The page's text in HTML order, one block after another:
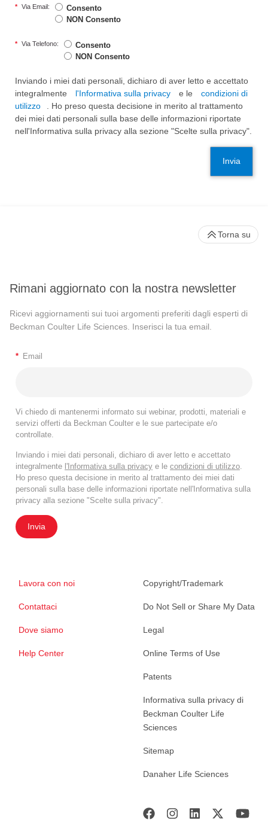
* Via Email:
Consento
NON Consento
* Via Telefono:
Consento
NON Consento
Inviando i miei dati personali, dichiaro di aver letto e accettato
integralmente
l'Informativa sulla privacy e le
condizioni di
utilizzo
. Ho preso questa decisione in merito al trattamento
dei miei dati personali sulla base delle informazioni riportate
nell'Informativa sulla privacy alla sezione "Scelte sulla privacy".
Invia
Rimani aggiornato con la nostra newsletter
Ricevi aggiornamenti sui tuoi argomenti preferiti dagli esperti di
Beckman Coulter Life Sciences. Inserisci la tua email.
* Email
Vi chiedo di mantenermi informato sui webinar, prodotti, materiali e
servizi offerti da Beckman Coulter e le sue partecipate e/o
controllate.
Inviando i miei dati personali, dichiaro di aver letto e accettato
integralmente l'Informativa sulla privacy e le condizioni di utilizzo
Ho preso questa decisione in merito al trattamento dei miei dati
personali sulla base delle informazioni riportate nell'Informativa sulla
privacy alla sezione "Scelte sulla privacy".
Invia
Lavora con noi
Contattaci
Dove siamo
Help Center
Copyright/Trademark
Do Not Sell or Share My Data
Legal
Online Terms of Use
Patents
Informativa sulla privacy di
Beckman Coulter Life
Sciences
Sitemap
Danaher Life Sciences
Torna su